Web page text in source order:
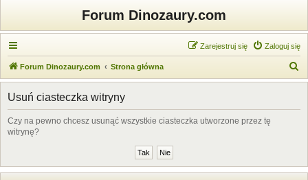
Forum Dinozaury.com
Zaloguj się
Zarejestruj się
Forum Dinozaury.com Strona główna
z
Usuń ciasteczka witryny
Czy na pewno chcesz usunąć wszystkie ciasteczka utworzone przez tę
witrynę?